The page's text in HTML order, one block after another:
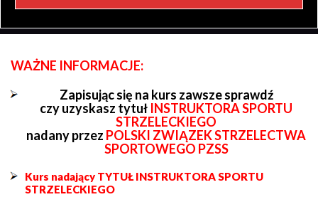
WAŻNE INFORMACJE:
Zapisując się na kurs zawsze sprawdź
czy uzyskasz tytuł INSTRUKTORA SPORTU
STRZELECKIEGO
nadany przez POLSKI ZWIĄZEK STRZELECTWA
SPORTOWEGO PZSS
Kurs nadający TYTUŁ INSTRUKTORA SPORTU
STRZELECKIEGO